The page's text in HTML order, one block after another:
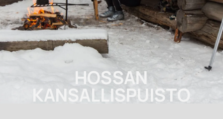
HOSSAN
KANSALLISPUISTO